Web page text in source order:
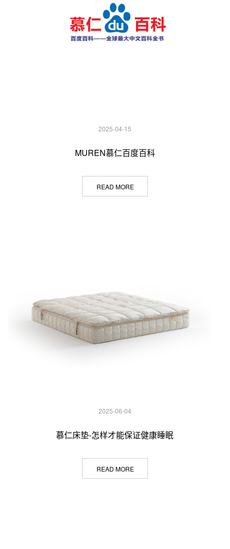
2025-04-15
MUREN慕仁百度百科
READ MORE
2025-06-04
慕仁床垫-怎样才能保证健康睡眠
READ MORE